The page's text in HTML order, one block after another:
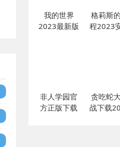
我的世界
2023最新版
格莉斯
程2023
非人学园官
方正版下载
贪吃蛇
战下载